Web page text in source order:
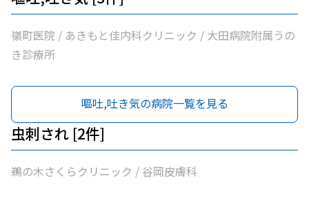
嶺町医院 / あきもと佳内科クリニック / 大田病院附属うの
き診療所
嘔吐,吐き気の病院一覧を見る
虫刺され [2件]
鵜の木さくらクリニック / 谷岡皮膚科